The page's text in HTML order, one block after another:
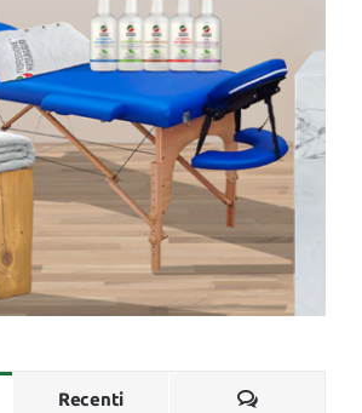
Recenti Commenti